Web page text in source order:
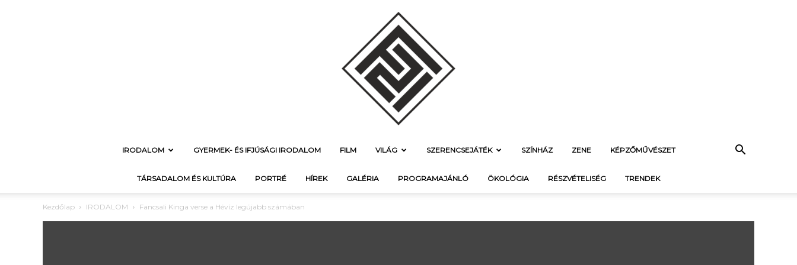
f21.hu
IRODALOM GYERMEK- ÉS IFJÚSÁGI IRODALOM FILM VILÁG SZERENCSEJÁTÉK SZÍNHÁZ ZENE KÉPZŐMŰVÉSZET
TÁRSADALOM ÉS KULTÚRA PORTRÉ HÍREK GALÉRIA PROGRAMAJÁNLÓ ÖKOLÓGIA RÉSZVÉTELISÉG TRENDEK
Kezdőlap IRODALOM Fancsali Kinga verse a Hévíz legújabb számában